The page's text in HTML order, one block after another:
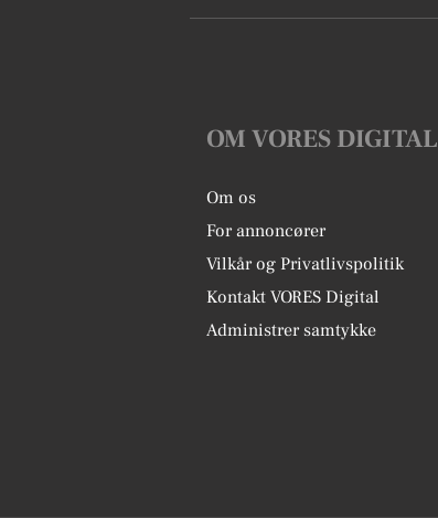
OM VORES DIGITAL
Om os
For annoncører
Vilkår og Privatlivspolitik
Kontakt VORES Digital
Administrer samtykke